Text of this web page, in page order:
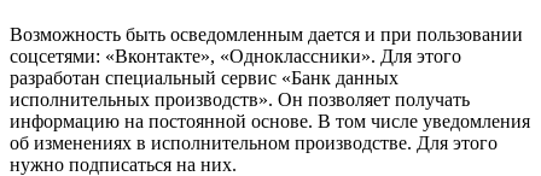
Возможность быть осведомленным дается и при пользовании
соцсетями: «Вконтакте», «Одноклассники». Для этого
разработан специальный сервис «Банк данных
исполнительных производств». Он позволяет получать
информацию на постоянной основе. В том числе уведомления
об изменениях в исполнительном производстве. Для этого
нужно подписаться на них.